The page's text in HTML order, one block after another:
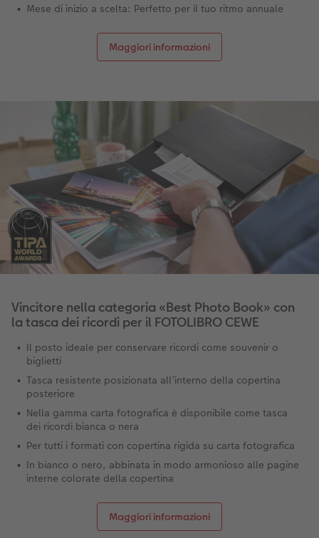
Mese di inizio a scelta: Perfetto per il tuo ritmo annuale
Maggiori informazioni
Vincitore nella categoria «Best Photo Book» con
la tasca dei ricordi per il FOTOLIBRO CEWE
Il posto ideale per conservare ricordi come souvenir o
biglietti
Tasca resistente posizionata all’interno della copertina
posteriore
Nella gamma carta fotografica è disponibile come tasca
dei ricordi bianca o nera
Per tutti i formati con copertina rigida su carta fotografica
In bianco o nero, abbinata in modo armonioso alle pagine
interne colorate della copertina
Maggiori informazioni